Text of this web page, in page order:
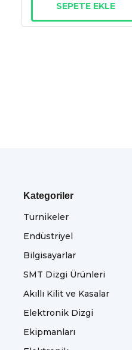
SEPETE EKLE
Kategoriler
Turnikeler
Endüstriyel
Bilgisayarlar
SMT Dizgi Ürünleri
Akıllı Kilit ve Kasalar
Elektronik Dizgi
Ekipmanları